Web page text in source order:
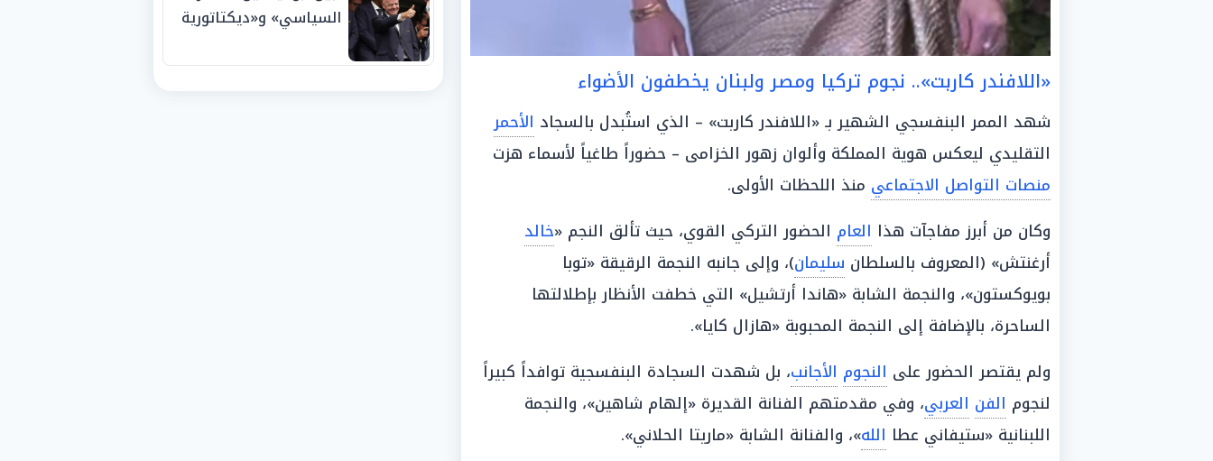
«اللافندر كاربت».. نجوم تركيا ومصر ولبنان يخطفون الأضواء
شهد الممر البنفسجي الشهير بـ «اللافندر كاربت» – الذي استُبدل بالسجاد الأحمر
التقليدي ليعكس هوية المملكة وألوان زهور الخزامى – حضوراً طاغياً لأسماء هزت
منصات التواصل الاجتماعي منذ اللحظات الأولى.
وكان من أبرز مفاجآت هذا العام الحضور التركي القوي، حيث تألق النجم «خالد
أرغنتش» (المعروف بالسلطان سليمان)، وإلى جانبه النجمة الرقيقة «توبا
بويوكستون»، والنجمة الشابة «هاندا أرتشيل» التي خطفت الأنظار بإطلالتها
الساحرة، بالإضافة إلى النجمة المحبوبة «هازال كايا».
ولم يقتصر الحضور على النجوم الأجانب، بل شهدت السجادة البنفسجية توافداً كبيراً
لنجوم الفن العربي، وفي مقدمتهم الفنانة القديرة «إلهام شاهين»، والنجمة
اللبنانية «ستيفاني عطا الله»، والفنانة الشابة «ماريتا الحلاني».
السياسي» و«ديكتاتورية
الفيفا».. وإقالة